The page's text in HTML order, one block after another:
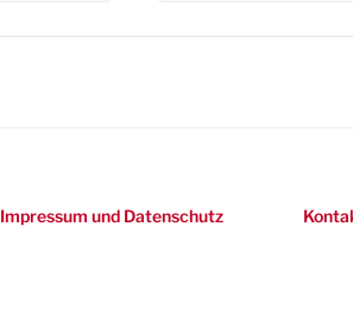
Impressum und Datenschutz